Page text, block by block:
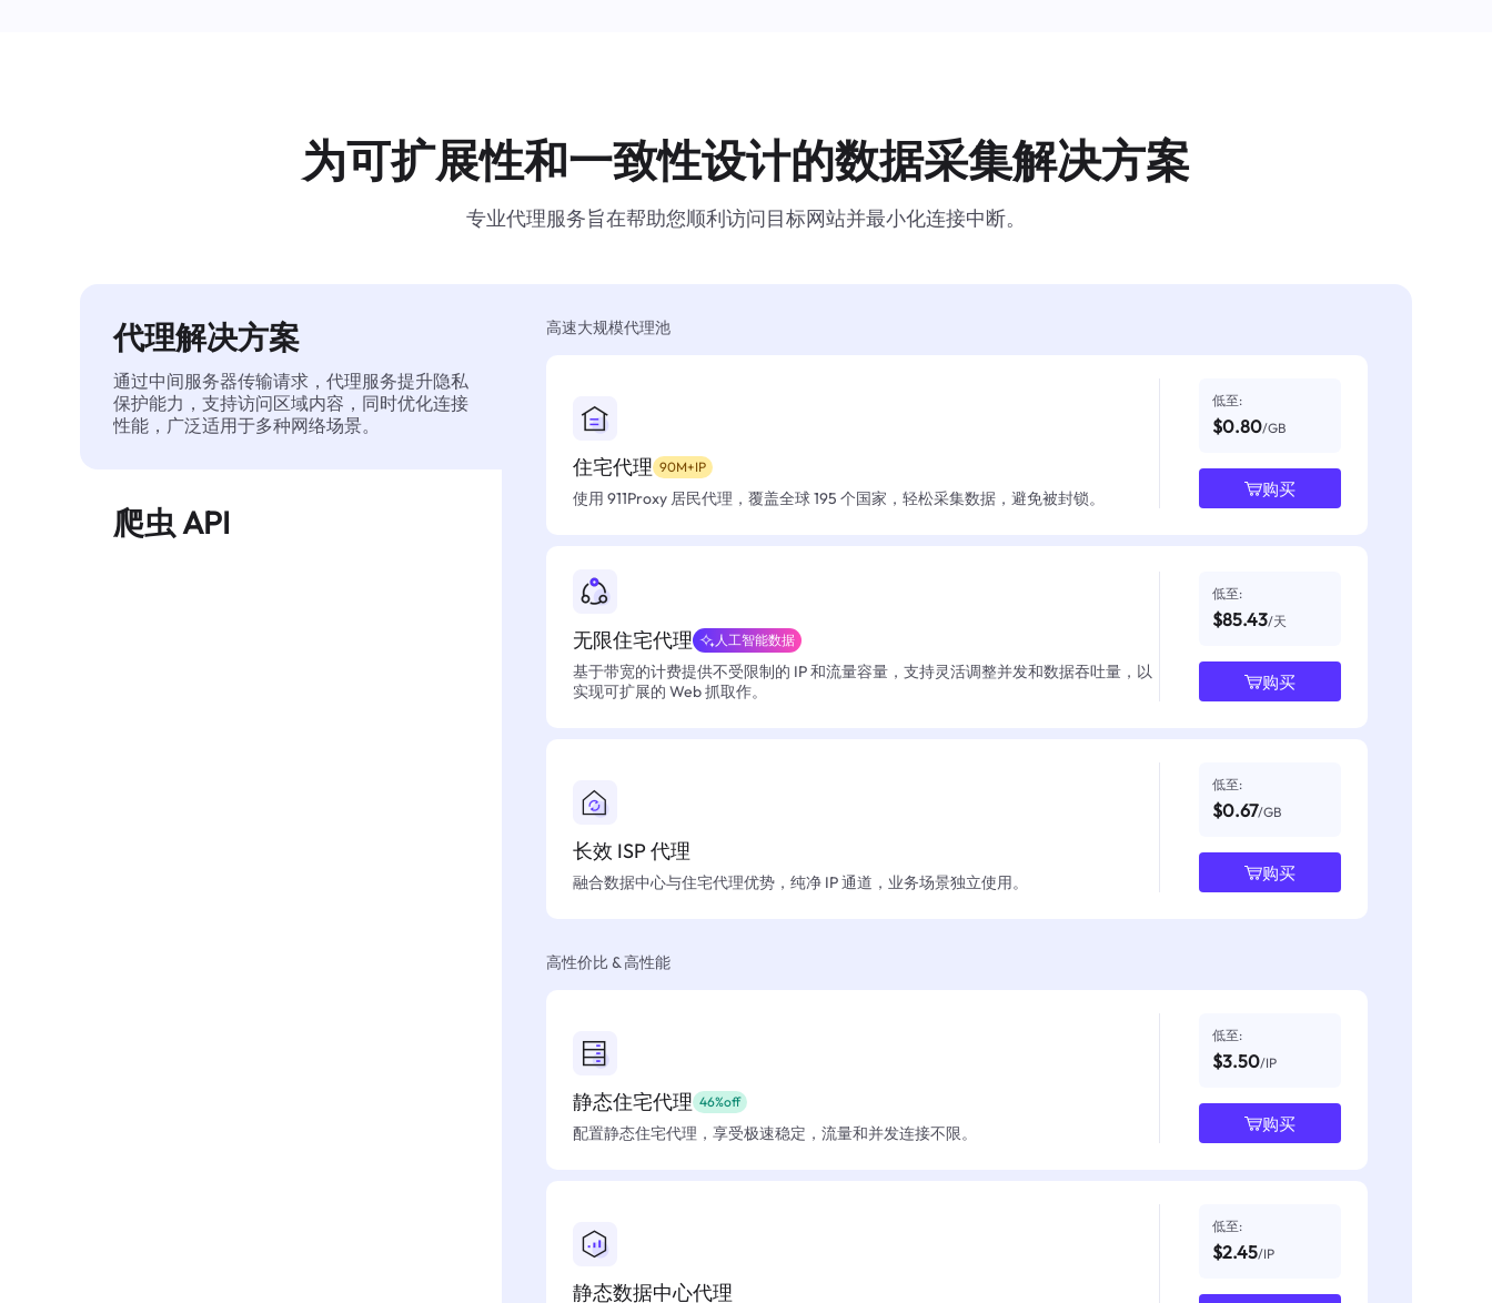
为可扩展性和一致性设计的数据采集解决方案
专业代理服务旨在帮助您顺利访问目标网站并最小化连接中断。
代理解决方案
通过中间服务器传输请求，代理服务提升隐私
保护能力，支持访问区域内容，同时优化连接
性能，广泛适用于多种网络场景。
爬虫 API
高速大规模代理池
住宅代理 90M+IP
使用 911Proxy 居民代理，覆盖全球 195 个国家，轻松采集数据，避免被封锁。
低至:
$0.80/GB
购买
无限住宅代理 人工智能数据
基于带宽的计费提供不受限制的 IP 和流量容量，支持灵活调整并发和数据吞吐量，以
实现可扩展的 Web 抓取作。
低至:
$85.43/天
购买
长效 ISP 代理
融合数据中心与住宅代理优势，纯净 IP 通道，业务场景独立使用。
低至:
$0.67/GB
购买
高性价比 & 高性能
静态住宅代理 46%off
配置静态住宅代理，享受极速稳定，流量和并发连接不限。
低至:
$3.50/IP
购买
静态数据中心代理
低至:
$2.45/IP